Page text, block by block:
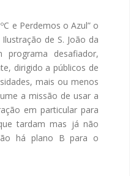
e Perdemos o Azul” o
de S. João da
programa desafiador,
dirigido a públicos de
mais ou menos
a missão de usar a
em particular para
tardam mas já não
há plano B para o